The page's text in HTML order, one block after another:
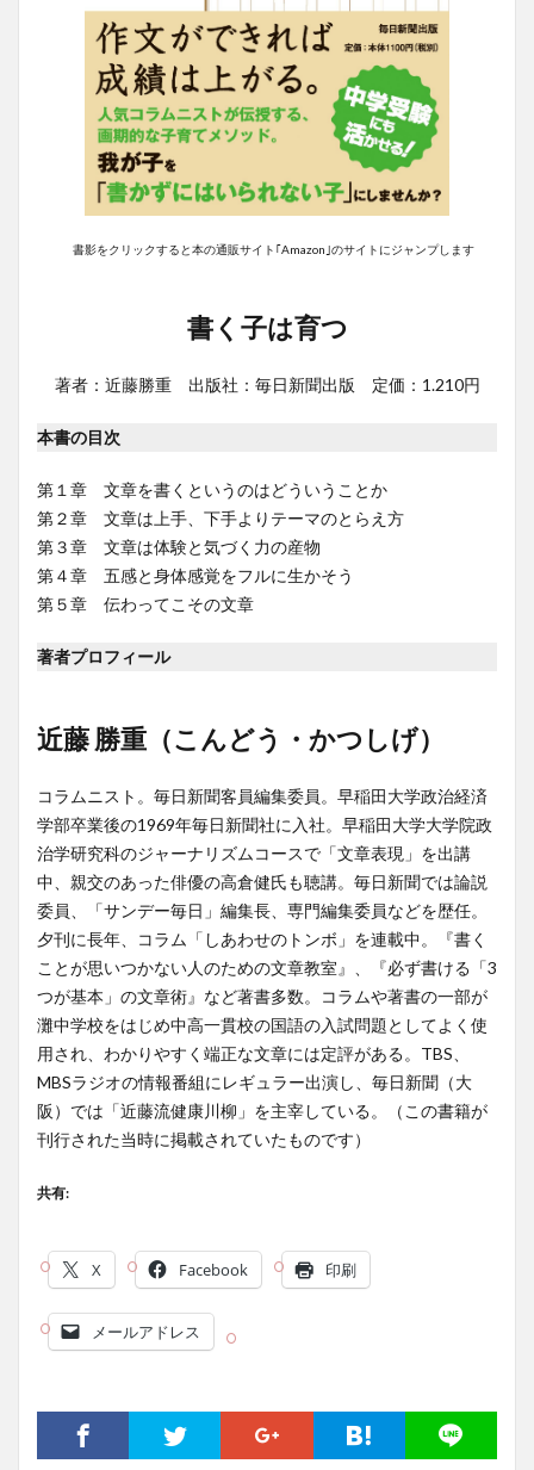
書影をクリックすると本の通販サイト｢Amazon｣のサイトにジャンプします
書く子は育つ
著者：近藤勝重 出版社：毎日新聞出版 定価：1.210円
本書の目次
第１章 文章を書くというのはどういうことか
第２章 文章は上手、下手よりテーマのとらえ方
第３章 文章は体験と気づく力の産物
第４章 五感と身体感覚をフルに生かそう
第５章 伝わってこその文章
著者プロフィール
近藤 勝重（こんどう・かつしげ）
コラムニスト。毎日新聞客員編集委員。早稲田大学政治経済
学部卒業後の1969年毎日新聞社に入社。早稲田大学大学院政
治学研究科のジャーナリズムコースで「文章表現」を出講
中、親交のあった俳優の高倉健氏も聴講。毎日新聞では論説
委員、「サンデー毎日」編集長、専門編集委員などを歴任。
夕刊に長年、コラム「しあわせのトンボ」を連載中。『書く
ことが思いつかない人のための文章教室』、『必ず書ける「3
つが基本」の文章術』など著書多数。コラムや著書の一部が
灘中学校をはじめ中高一貫校の国語の入試問題としてよく使
用され、わかりやすく端正な文章には定評がある。TBS、
MBSラジオの情報番組にレギュラー出演し、毎日新聞（大
阪）では「近藤流健康川柳」を主宰している。（この書籍が
刊行された当時に掲載されていたものです）
共有:
X Facebook 印刷
メールアドレス